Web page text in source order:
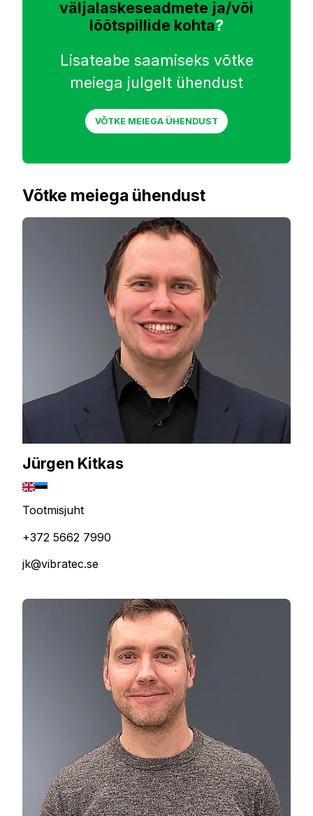
väljalaskeseadmete ja/või
lõõtspillide kohta?
Lisateabe saamiseks võtke
meiega julgelt ühendust
VÕTKE MEIEGA ÜHENDUST
Võtke meiega ühendust
Jürgen Kitkas
Tootmisjuht
+372 5662 7990
jk@vibratec.se